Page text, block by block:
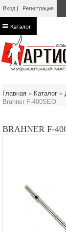
Вход Регистрация
Каталог
Главная » Каталог »
Brahner F-400SEO
BRAHNER F-